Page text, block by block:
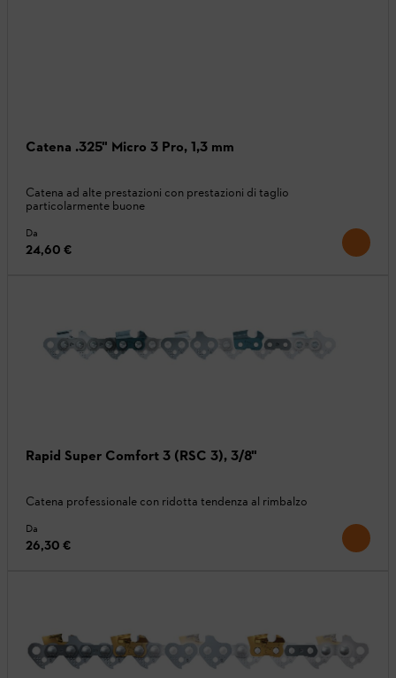
Catena .325" Micro 3 Pro, 1,3 mm
Catena ad alte prestazioni con prestazioni di taglio
particolarmente buone
Da
24,60 €
Rapid Super Comfort 3 (RSC 3), 3/8"
Catena professionale con ridotta tendenza al rimbalzo
Da
26,30 €